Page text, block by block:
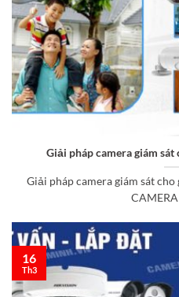
Giải pháp camera giám
Giải pháp camera giám sát
CAMERA
16
Th3